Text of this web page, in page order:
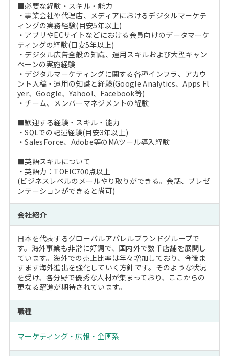
■必要な経験・スキル・能力
・事業会社や代理店、メディアにおけるデジタルマーケテ
ィングの実務経験(目安5年以上)
・アプリやECサイトなどにおける会員向けのデータマーケ
ティングの経験(目安5年以上)
・デジタル広告全般の知識、運用スキルおよび大型キャン
ペーンの実施経験
・デジタルマーケティングに関する各種インフラ、アカウ
ント入稿・運用の知識と経験(Google Analytics、Apps Fl
yer、Google、Yahoo!、Facebook等)
・チーム、メンバーマネジメントの経験
■歓迎する経験・スキル・能力
・SQLでの記述経験(目安3年以上)
・SalesForce、Adobe等のMAツール導入経験
■英語スキルについて
・英語力：TOEIC700点以上
(ビジネスレベルのメールやり取りができる。会話、プレゼ
ンテーションができると尚可)
会社紹介
日本を代表するグローバルアパレルブランドグループで
す。海外事業も非常に好調で、国内外で数千店舗を展開し
ています。海外での売上比率は年々増加しており、今後ま
すます海外進出を強化していく方針です。そのような状況
を受け、各分野で優秀な人材が集まっており、ここからの
更なる躍進が期待されています。
職種
マーケティング・広報・企画系